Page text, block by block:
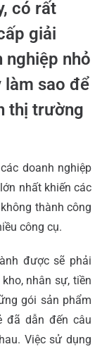
có rất
giải
nghiệp nhỏ
làm sao để
thị trường
doanh nghiệp
nhất khiến các
thành công
công cụ.
được sẽ phải
nhân sự, tiền
gói sản phẩm
đã dẫn đến câu
Việc sử dụng